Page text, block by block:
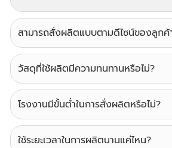
สามารถสั่งผลิตแบบตามดีไซน์ของลูกค้
วัสดุที่ใช้ผลิตมีความทนทานหรือไม่?
โรงงานมีขั้นต่ำในการสั่งผลิตหรือไม่?
ใช้ระยะเวลาในการผลิตนานแค่ไหน?